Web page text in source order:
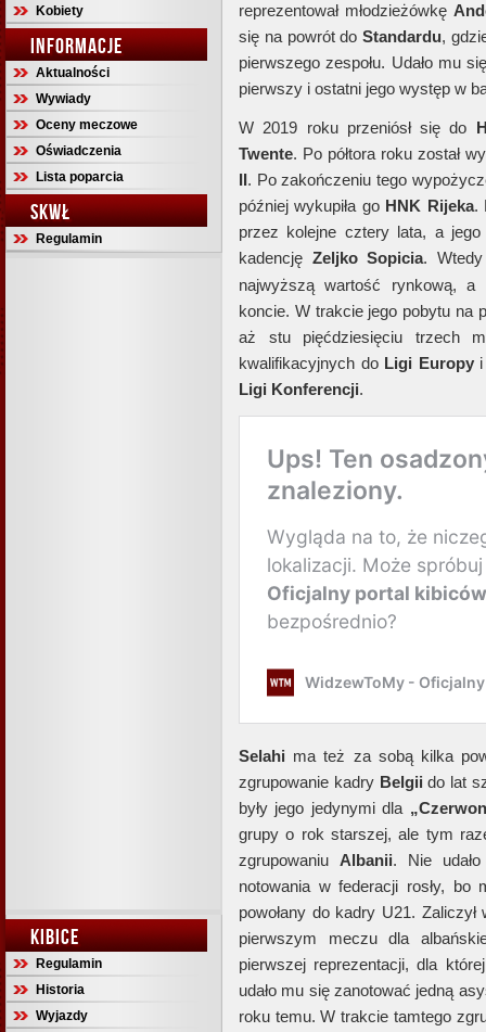
Kobiety
INFORMACJE
Aktualności
Wywiady
Oceny meczowe
Oświadczenia
Lista poparcia
SKWŁ
Regulamin
KIBICE
Regulamin
Historia
Wyjazdy
reprezentował młodzieżówkę
się na powrót doStandardu,
pierwszego zespołu. Udało mu
pierwszy i ostatni jego występ w
W 2019 roku przeniósł się do
Twente. Po półtora roku został
II. Po zakończeniu tego
później wykupiła go HNK Rijeka.
przez kolejne cztery lata, a
kadencję Zeljko Sopicia.
najwyższą wartość rynkową,
koncie. W trakcie jego pobytu na
aż stu pięćdziesięciu trzech
kwalifikacyjnych do Ligi Europyi
Ligi Konferencji.
Selahi ma też za sobą kilka
zgrupowanie kadry Belgii do lat
były jego jedynymi dla
grupy o rok starszej, ale tym
zgrupowaniu Albanii. Nie
notowania w federacji rosły, bo
powołany do kadry U21.
pierwszym meczu dla
pierwszej reprezentacji, dla
udało mu się zanotować jedną
roku temu. W trakcie tamtego